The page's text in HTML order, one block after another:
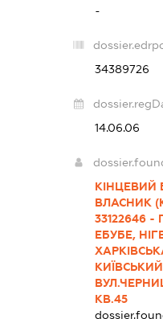
-
34389726
14.06.06
КІНЦЕВИЙ
ВЛАСНИК
33122646
ЕБУБЕ,
КВ.45